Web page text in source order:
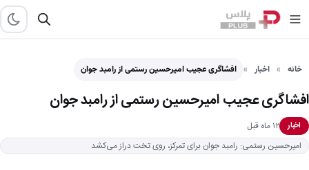
خانه اخبار افشاگری عجیب امیرحسین رستمی از رامبد جوان
افشاگری عجیب امیرحسین رستمی از رامبد جوان
اخبار
۱۲ ماه قبل
امیرحسین رستمی: رامبد جوان برای تمرکز، روی تخت دراز می‌کشد